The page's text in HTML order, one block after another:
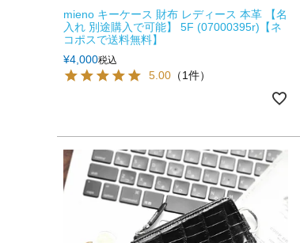
mieno キーケース 財布 レディース 本革 【名
入れ 別途購入で可能】 5F (07000395r)【ネ
コポスで送料無料】
¥4,000税込
5.00 （1件）